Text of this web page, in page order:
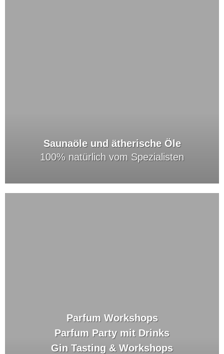
Saunaöle und ätherische Öle
100% natürlich vom Spezialisten
Parfum Workshops
Parfum Party mit Drinks
Gin Tasting & Workshops